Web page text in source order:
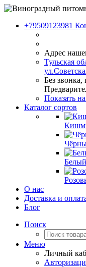
+79509123981
Адрес
Тульская
Без звонка,
Показать
Каталог сортов
О нас
Доставка и
Блог
Поиск
Меню
Личный